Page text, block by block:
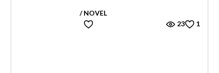
/ NOVEL
23
1